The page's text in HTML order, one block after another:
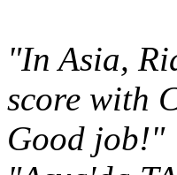
"In Asia,
score with
Good job!"